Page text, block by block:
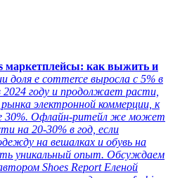
маркетплейсы: как выжить и
доля e commerce выросла с 5% в
2024 году и продолжает расти,
электронной коммерции, к
30%. Офлайн-ритейл же может
на 20-30% в год, если
на вешалках и обувь на
уникальный опыт. Обсуждаем
Shoes Report Еленой